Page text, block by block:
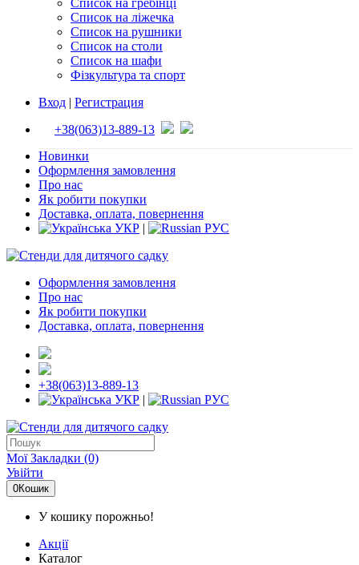
Список на гребінці
Список на ліжечка
Список на рушники
Список на столи
Список на шафи
Фізкультура та спорт
Вход | Регистрация
+38(063)13-889-13
Новинки
Оформлення замовлення
Про нас
Як робити покупки
Доставка, оплата, повернення
УКР | РУС
Оформлення замовлення
Про нас
Як робити покупки
Доставка, оплата, повернення
+38(063)13-889-13
УКР | РУС
Мої Закладки (0)
Увійти
0Кошик
У кошику порожньо!
Акції
Каталог